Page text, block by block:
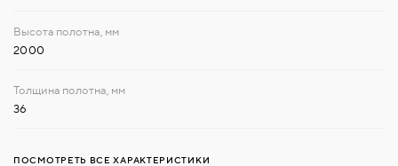
2000
36
ПОСМОТРЕТЬ ВСЕ ХАРАКТЕРИСТИКИ